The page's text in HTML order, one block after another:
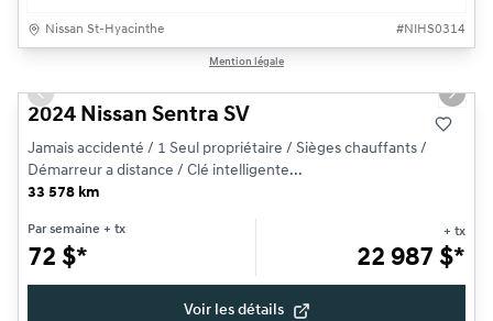
Nissan St-Hyacinthe #NIHS0314
Mention légale
Previous slide Next
2024 Nissan Sentra SV
Jamais accidenté / 1 Seul propriétaire / Sièges chauffants /
Démarreur a distance / Clé intelligente...
33 578 km
Par semaine + tx
72 $*
+ tx
22 987 $*
Voir les détails